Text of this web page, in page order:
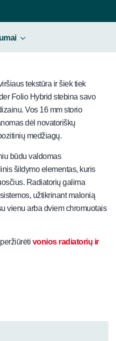
tekstūra ir šiek tiek
Folio Hybrid stebina savo
Vos 16 mm storio
dėl novatoriškų
medžiagų.
būdu valdomas
šildymo elementas, kuris
Radiatorių galima
užtikrinant malonią
vienu arba dviem chromuotais
vonios radiatorių ir